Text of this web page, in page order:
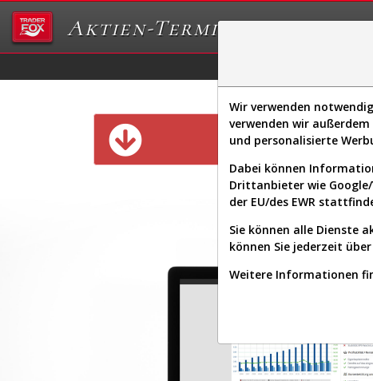
Aktien-Terminal
Diese
Wir verwenden
verwenden wir
und personalisierte
Dabei können
Drittanbieter wie
der EU/des EWR
Sie können alle Dienste
können Sie jederzeit
Weitere Informationen